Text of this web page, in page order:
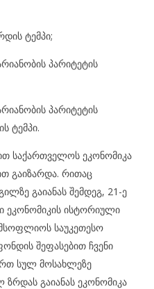
ტემპი;
პარიტეტის
პარიტეტის
ტემპი.
საქართველოს ეკონომიკა
გაიზარდა. რითაც
გაიანას შემდეგ, 21-ე
ეკონომიკის ისტორიული
საუკეთესო
შეფასებით ჩვენი
სულ მოსახლეზე
გაიანას ეკონომიკა